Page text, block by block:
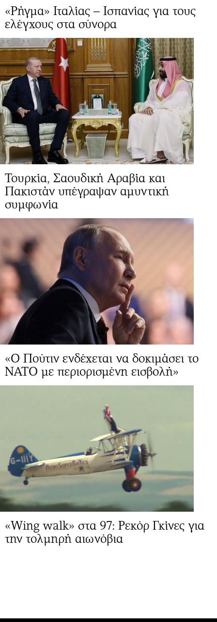
«Ρήγμα» Ιταλίας – Ισπανίας για τους
ελέγχους στα σύνορα
Τουρκία, Σαουδική Αραβία και
Πακιστάν υπέγραψαν αμυντική
συμφωνία
«Ο Πούτιν ενδέχεται να δοκιμάσει το
ΝΑΤΟ με περιορισμένη εισβολή»
«Wing walk» στα 97: Ρεκόρ Γκίνες για
την τολμηρή αιωνόβια